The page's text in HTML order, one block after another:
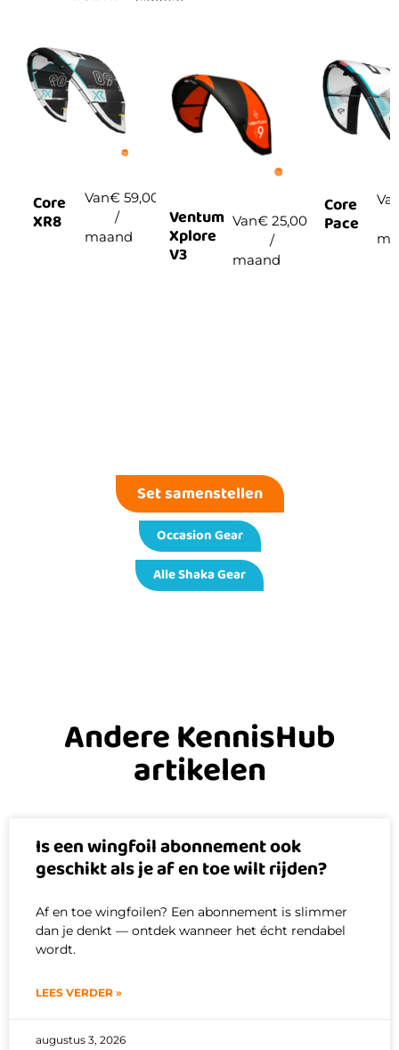
Core
XR8
Van€ 59,00
/
maand
Ventum
Xplore
V3
Van€25,00
/
maand
Core
Pace
Set samenstellen
Occasion Gear
Alle Shaka Gear
Andere KennisHub
artikelen
Is een wingfoil abonnement ook
geschikt als je af en toe wilt rijden?
Af en toe wingfoilen? Een abonnement is slimmer
dan je denkt — ontdek wanneer het écht rendabel
wordt.
LEES VERDER »
augustus 3, 2026